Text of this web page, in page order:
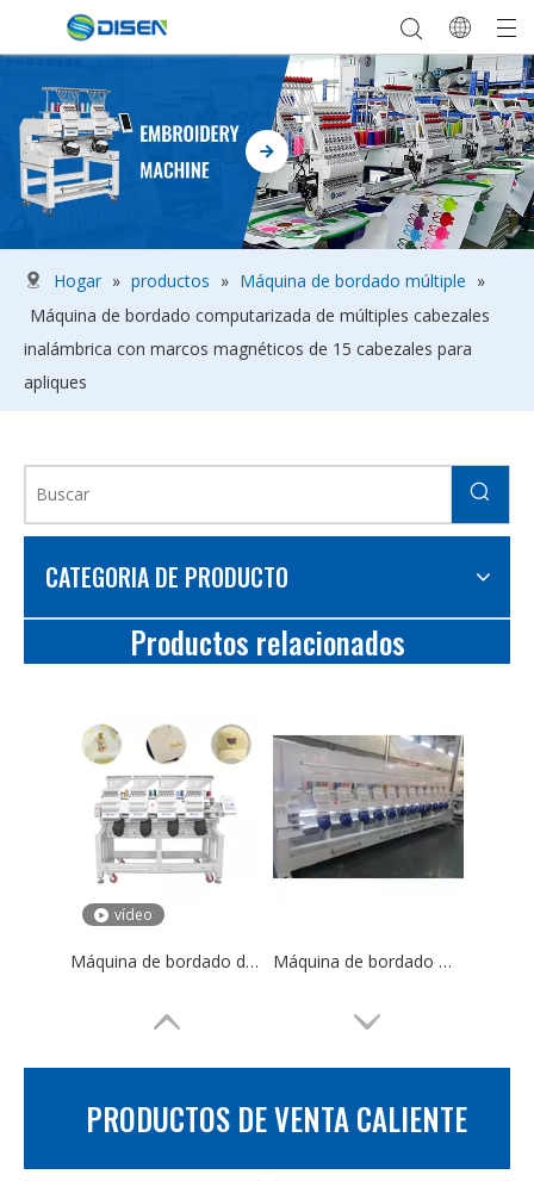
Hogar » productos » Máquina de bordado múltiple »
Máquina de bordado computarizada de múltiples cabezales
inalámbrica con marcos magnéticos de 15 cabezales para
apliques
CATEGORIA DE PRODUCTO
Productos relacionados
vídeo
Máquina de bordado de computadora DS-1504 4 cabezas de camiseta de camiseta bordado Máquina de bordado multifunción de 12 cabezas al por mayor de 12 cabezas
PRODUCTOS DE VENTA CALIENTE